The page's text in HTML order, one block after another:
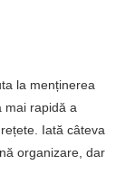
la menținerea
mai rapidă a
Iată câteva
organizare, dar